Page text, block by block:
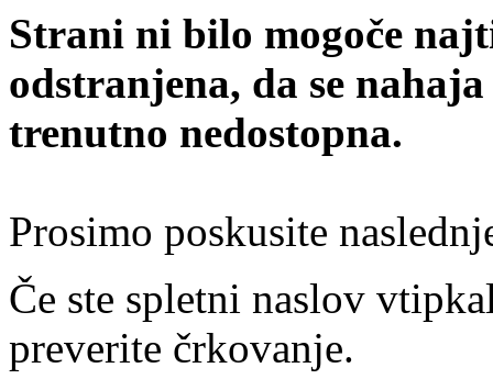
Strani ni bilo mogoče
odstranjena, da se
trenutno nedostopna.
Prosimo poskusite
Če ste spletni naslov
preverite črkovanje.